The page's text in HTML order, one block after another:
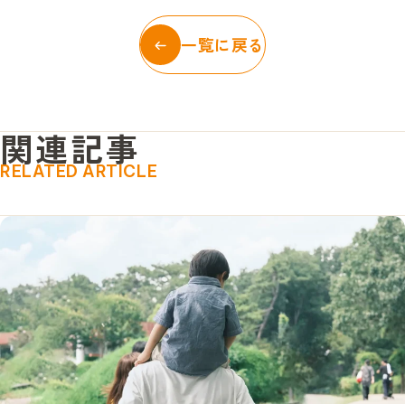
一覧に戻る
関連記事
RELATED ARTICLE